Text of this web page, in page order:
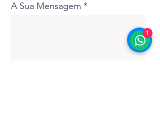
A Sua Mensagem
1